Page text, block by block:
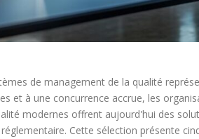
de management de la qualité
et à une concurrence accrue, les
modernes offrent aujourd'hui des
Cette sélection présente